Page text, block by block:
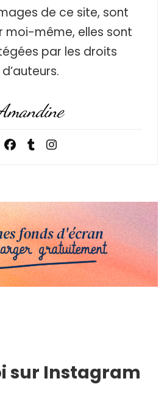
de ce site, sont
moi-même, elles sont
par les droits
d’auteurs.
sur Instagram